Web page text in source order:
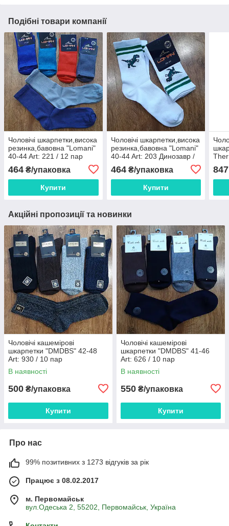
Подібні товари компанії
Чоловічі шкарпетки,висока
резинка,бавовна "Lomani"
40-44 Art: 221 / 12 пар
464 ₴/упаковка
Купити
Чоловічі шкарпетки,висока
резинка,бавовна "Lomani"
40-44 Art: 203 Динозавр /
464₴/упаковка
Купити
847
Акційні пропозиції та новинки
Чоловічі кашемірові
шкарпетки "DMDBS" 42-48
Art: 930 / 10 пар
В наявності
500 ₴/упаковка
Купити
Чоловічі кашемірові
шкарпетки "DMDBS" 41-46
Art: 626 / 10 пар
В наявності
550 ₴/упаковка
Купити
Про нас
99% позитивних з 1273 відгуків за рік
Працює з 08.02.2017
м. Первомайськ
вул.Одеська 2, 55202, Первомайськ, Україна